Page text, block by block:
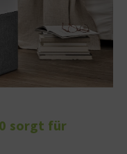
sorgt für